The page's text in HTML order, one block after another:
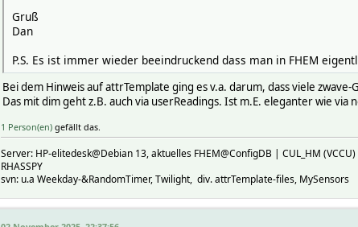
Gruß
Dan
P.S. Es ist immer wieder beeindruckend dass man in FHEM
Bei dem Hinweis auf attrTemplate ging es v.a. darum, dass viele
Das mit dim geht z.B. auch via userReadings. Ist m.E. eleganter wie via
1 Person(en)gefällt das.
Server: HP-elitedesk@Debian 13, aktuelles FHEM@ConfigDB | CUL_HM
RHASSPY
svn: u.a Weekday-&RandomTimer, Twilight, div. attrTemplate-files, MySensors